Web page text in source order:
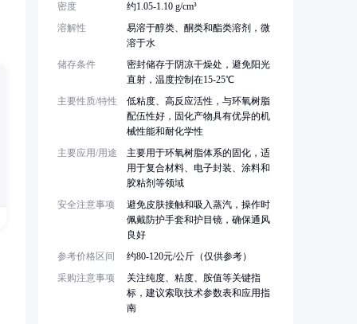
密度
约1.05-1.10 g/cm³
溶解性
易溶于醇类、酮类和酯类溶剂，微
溶于水
储存条件
密封储存于阴凉干燥处，避免阳光
直射，温度控制在15-25℃
主要性质/特性
低粘度、高反应活性，与环氧树脂
配伍性好，固化产物具有优异的机
械性能和耐化学性
主要应用/用途
主要用于环氧树脂体系的固化，适
用于复合材料、电子封装、涂料和
胶粘剂等领域
安全注意事项
避免皮肤接触和吸入蒸汽，操作时
佩戴防护手套和护目镜，确保通风
良好
参考价格区间
约80-120元/公斤（仅供参考）
采购注意事项
关注纯度、粘度、胺值等关键指
标，建议索取技术参数表和应用指
南